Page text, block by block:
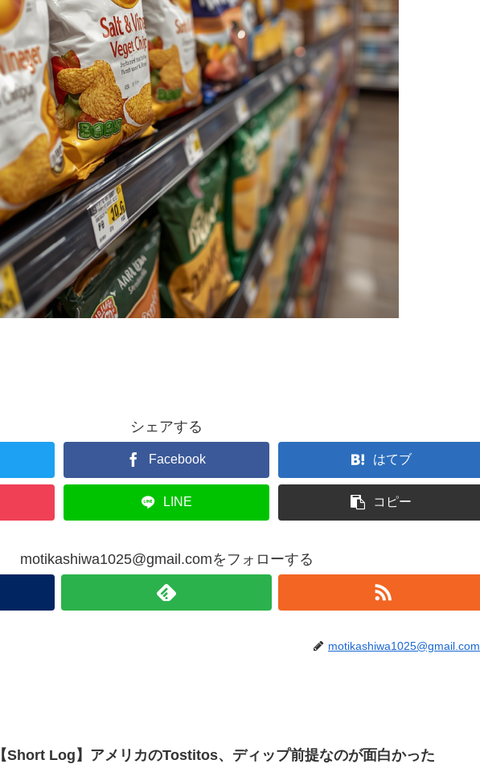
シェアする
Facebook はてブ
LINE コピー
motikashiwa1025@gmail.comをフォローする
motikashiwa1025@gmail.com
【Short Log】アメリカのTostitos、ディップ前提なのが面白かった